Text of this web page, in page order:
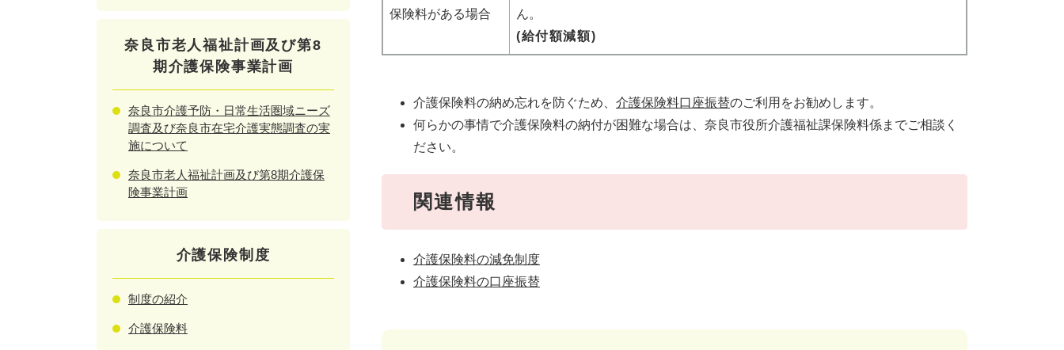
保険料がある場合
ん。
(給付額減額)
介護保険料の納め忘れを防ぐため、 介護保険料口座振替のご利用をお勧めします。
何らかの事情で介護保険料の納付が困難な場合は、奈良市役所介護福祉課保険料係までご相談く
ださい。
関連情報
介護保険料の減免制度
介護保険料の口座振替
奈良市老人福祉計画及び第8
期介護保険事業計画
奈良市介護予防・日常生活圏域ニーズ
調査及び奈良市在宅介護実態調査の実
施について
奈良市老人福祉計画及び第8期介護保
険事業計画
介護保険制度
制度の紹介
介護保険料